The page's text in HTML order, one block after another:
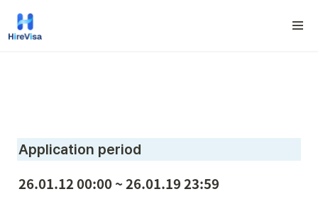
Application period
26.01.12 00:00 ~ 26.01.19 23:59